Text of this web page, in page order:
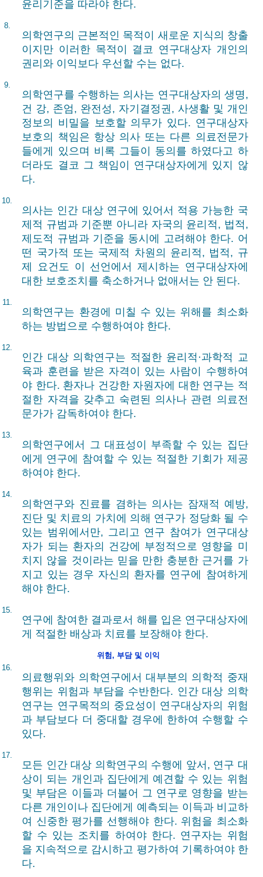
윤리기준을 따라야 한다.
8.
의학연구의 근본적인 목적이 새로운 지식의 창출
이지만 이러한 목적이 결코 연구대상자 개인의
권리와 이익보다 우선할 수는 없다.
9.
의학연구를 수행하는 의사는 연구대상자의 생명,
건 강, 존엄, 완전성, 자기결정권, 사생활 및 개인
정보의 비밀을 보호할 의무가 있다. 연구대상자
보호의 책임은 항상 의사 또는 다른 의료전문가
들에게 있으며 비록 그들이 동의를 하였다고 하
더라도 결코 그 책임이 연구대상자에게 있지 않
다.
10.
의사는 인간 대상 연구에 있어서 적용 가능한 국
제적 규범과 기준뿐 아니라 자국의 윤리적, 법적,
제도적 규범과 기준을 동시에 고려해야 한다. 어
떤 국가적 또는 국제적 차원의 윤리적, 법적, 규
제 요건도 이 선언에서 제시하는 연구대상자에
대한 보호조치를 축소하거나 없애서는 안 된다.
11.
의학연구는 환경에 미칠 수 있는 위해를 최소화
하는 방법으로 수행하여야 한다.
12.
인간 대상 의학연구는 적절한 윤리적·과학적 교
육과 훈련을 받은 자격이 있는 사람이 수행하여
야 한다. 환자나 건강한 자원자에 대한 연구는 적
절한 자격을 갖추고 숙련된 의사나 관련 의료전
문가가 감독하여야 한다.
13.
의학연구에서 그 대표성이 부족할 수 있는 집단
에게 연구에 참여할 수 있는 적절한 기회가 제공
하여야 한다.
14.
의학연구와 진료를 겸하는 의사는 잠재적 예방,
진단 및 치료의 가치에 의해 연구가 정당화 될 수
있는 범위에서만, 그리고 연구 참여가 연구대상
자가 되는 환자의 건강에 부정적으로 영향을 미
치지 않을 것이라는 믿을 만한 충분한 근거를 가
지고 있는 경우 자신의 환자를 연구에 참여하게
해야 한다.
15.
연구에 참여한 결과로서 해를 입은 연구대상자에
게 적절한 배상과 치료를 보장해야 한다.
위험, 부담 및 이익
16.
의료행위와 의학연구에서 대부분의 의학적 중재
행위는 위험과 부담을 수반한다. 인간 대상 의학
연구는 연구목적의 중요성이 연구대상자의 위험
과 부담보다 더 중대할 경우에 한하여 수행할 수
있다.
17.
모든 인간 대상 의학연구의 수행에 앞서, 연구 대
상이 되는 개인과 집단에게 예견할 수 있는 위험
및 부담은 이들과 더불어 그 연구로 영향을 받는
다른 개인이나 집단에게 예측되는 이득과 비교하
여 신중한 평가를 선행해야 한다. 위험을 최소화
할 수 있는 조치를 하여야 한다. 연구자는 위험
을 지속적으로 감시하고 평가하여 기록하여야 한
다.